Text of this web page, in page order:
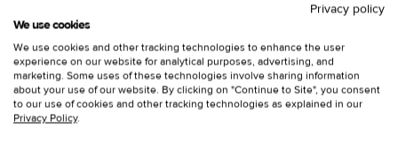
Privacy policy
We use cookies
We use cookies and other tracking technologies to enhance the user
experience on our website for analytical purposes, advertising, and
marketing. Some uses of these technologies involve sharing information
about your use of our website. By clicking on "Continue to Site", you consent
to our use of cookies and other tracking technologies as explained in our
Privacy Policy.